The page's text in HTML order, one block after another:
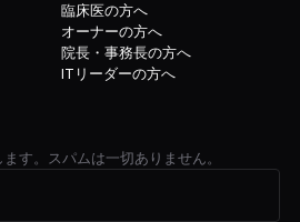
臨床医の方へ
オーナーの方へ
院長・事務長の方へ
ITリーダーの方へ
す。スパムは一切ありません。